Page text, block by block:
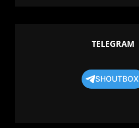
TELEGRAM
SHOUTBOX